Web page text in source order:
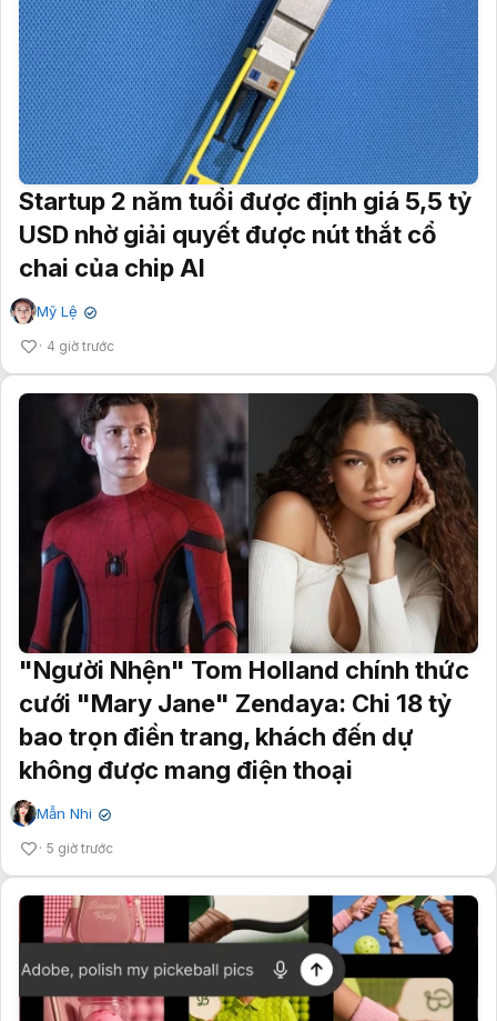
Startup 2 năm tuổi được định giá 5,5 tỷ
USD nhờ giải quyết được nút thắt cổ
chai của chip AI
Mỹ Lệ ✔
4 giờ trước
"Người Nhện" Tom Holland chính thức
cưới "Mary Jane" Zendaya: Chi 18 tỷ
bao trọn điền trang, khách đến dự
không được mang điện thoại
Mẫn Nhi ✔
5 giờ trước